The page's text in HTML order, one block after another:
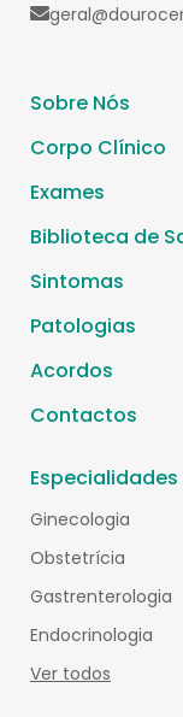
Sobre Nós
Corpo Clínico
Exames
Biblioteca de
Sintomas
Patologias
Acordos
Contactos
Especialidades
Ginecologia
Obstetrícia
Gastrenterologia
Endocrinologia
Ver todos